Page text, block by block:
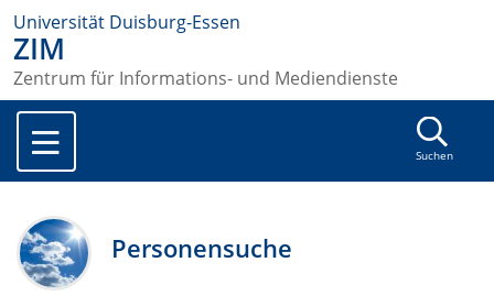
Universität Duisburg-Essen
ZIM
Zentrum für Informations- und Mediendienste
Suchen
Personensuche